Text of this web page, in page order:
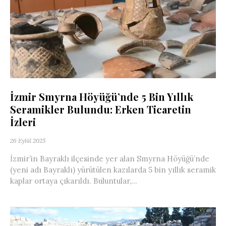
İzmir Smyrna Höyüğü’nde 5 Bin Yıllık
Seramikler Bulundu: Erken Ticaretin
İzleri
26 Eylül 2025
İzmir’in Bayraklı ilçesinde yer alan Smyrna Höyüğü’nde
(yeni adı Bayraklı) yürütülen kazılarda 5 bin yıllık seramik
kaplar ortaya çıkarıldı. Buluntular,...